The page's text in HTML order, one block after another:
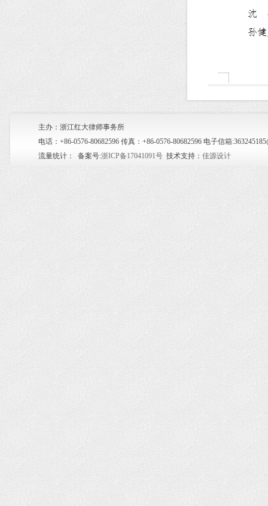
主办：浙江红大律师事务所
电话：+86-0576-80682596 传真：+86-0576-80682596 电子信箱
流量统计：
备案号:浙ICP备17041091号技术支持： 佳源设计